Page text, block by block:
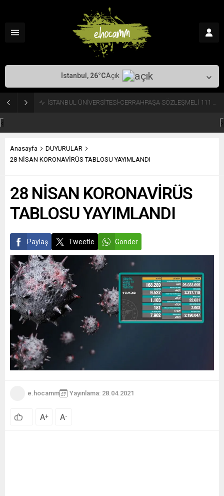
SAHİL GÜVENLİK KOMUTANLIĞI 325 ASKERİ PERSONEL ALACAK
‹ ›
İstanbul, 26°CAçık
Anasayfa
DUYURULAR
28 NİSAN KORONAVİRÜS TABLOSU YAYIMLANDI
28 NİSAN KORONAVİRÜS
TABLOSU YAYIMLANDI
Paylaş Tweetle Gönder
e.hocamm Yayınlama: 28.04.2021
A+ A-